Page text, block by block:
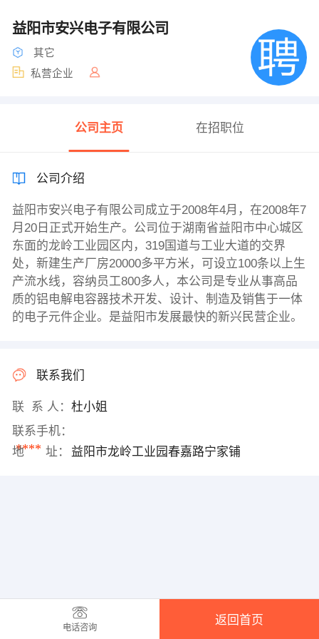
益阳市安兴电子有限公司
其它
私营企业
公司主页 在招职位
公司介绍
益阳市安兴电子有限公司成立于2008年4月，在2008年7
月20日正式开始生产。公司位于湖南省益阳市中心城区
东面的龙岭工业园区内，319国道与工业大道的交界
处，新建生产厂房20000多平方米，可设立100条以上生
产流水线，容纳员工800多人，本公司是专业从事高品
质的铝电解电容器技术开发、设计、制造及销售于一体
的电子元件企业。是益阳市发展最快的新兴民营企业。
联系我们
联 系 人： 杜小姐
联系手机：
****
地 址： 益阳市龙岭工业园春嘉路宁家铺
电话咨询
返回首页